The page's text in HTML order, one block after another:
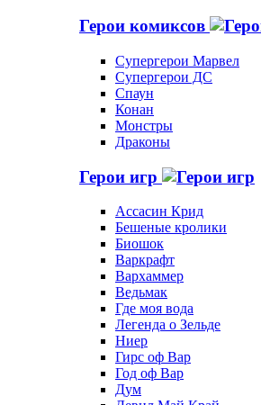
Герои комиксов
Супергерои Марвел
Супергерои ДС
Спаун
Конан
Монстры
Драконы
Герои игр
Ассасин Крид
Бешеные кролики
Биошок
Варкрафт
Вархаммер
Ведьмак
Где моя вода
Легенда о Зельде
Ниер
Гирс оф Вар
Год оф Вар
Дум